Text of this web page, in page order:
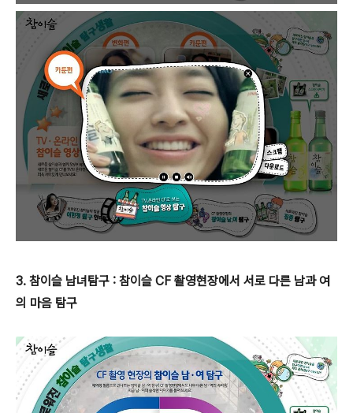
3. 참이슬 남녀탐구 : 참이슬 CF 촬영현장에서 서로 다른 남과 여
의 마음 탐구